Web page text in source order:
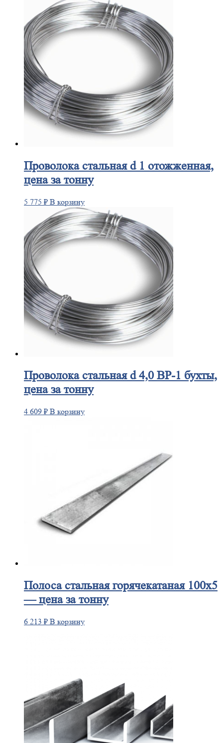
Проволокастальная d 1 отожженная,
цена за тонну
5 775 ₽ В корзину
Проволокастальная d 4,0 ВР-1 бухты,
цена за тонну
4 609 ₽ В корзину
Полосастальная горячекатаная 100х5
— цена за тонну
6 213 ₽ В корзину